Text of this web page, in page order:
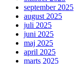
september 2025
august 2025
juli 2025
juni 2025
maj 2025
april 2025
marts 2025